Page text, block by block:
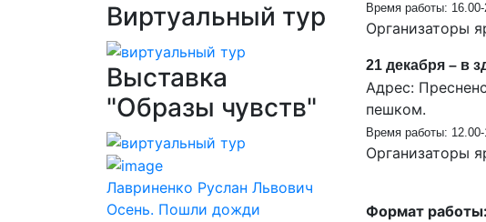
Виртуальный тур
Выставка
"Образы чувств"
Лавриненко Руслан Львович
Осень. Пошли дожди
Время работы:
Организаторы
21 декабря – в
Адрес:
пешком.
Время работы:
Организаторы
Формат